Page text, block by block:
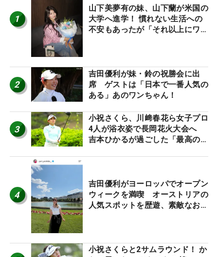
1
山下美夢有の妹、山下蘭が米国の
大学へ進学！ 慣れない生活への
不安もあったが「それ以上にワク
2
吉田優利が妹・鈴の祝勝会に出
席 ゲストは「日本で一番人気の
ある」あのワンちゃん！
3
小祝さくら、川﨑春花ら女子プロ
4人が浴衣姿で長岡花火大会へ
吉本ひかるが過ごした「最高の夏
4
吉田優利がヨーロッパでオープン
ウィークを満喫 オーストリアの
人気スポットを歴遊、素敵なお土
小祝さくらと2サムラウンド！ か